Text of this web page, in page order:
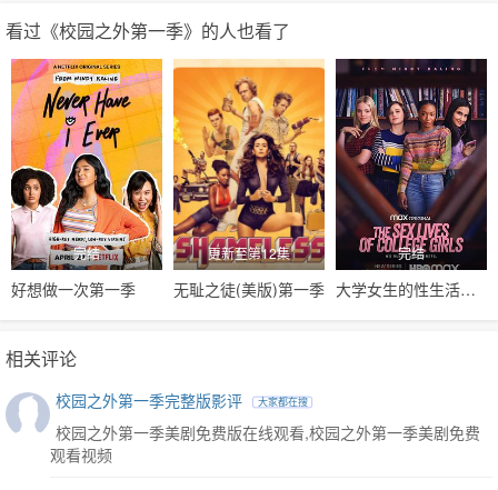
看过《校园之外第一季》的人也看了
完结
好想做一次第一季
更新至第12集
无耻之徒(美版)第一季
完结
大学女生的性生活第一季
相关评论
校园之外第一季完整版影评 大家都在搜
校园之外第一季美剧免费版在线观看,校园之外第一季美剧免费
观看视频